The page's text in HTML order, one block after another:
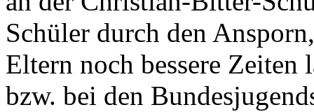
Schüler durch den
Eltern noch bessere
bzw. bei den